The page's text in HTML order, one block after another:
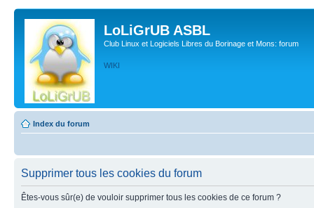
LoLiGrUB ASBL
Club Linux et Logiciels Libres du Borinage et Mons: forum
WIKI
Index du forum
Supprimer tous les cookies du forum
Êtes-vous sûr(e) de vouloir supprimer tous les cookies de ce forum ?